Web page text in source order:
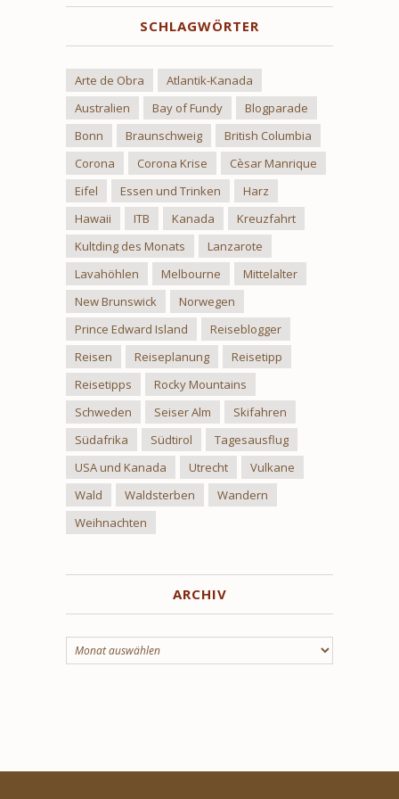
SCHLAGWÖRTER
Arte de Obra
Atlantik-Kanada
Australien
Bay of Fundy
Blogparade
Bonn
Braunschweig
British Columbia
Corona
Corona Krise
Cèsar Manrique
Eifel
Essen und Trinken
Harz
Hawaii
ITB Kanada
Kreuzfahrt
Kultding des Monats
Lanzarote
Lavahöhlen
Melbourne
Mittelalter
New Brunswick
Norwegen
Prince Edward Island
Reiseblogger
Reisen
Reiseplanung
Reisetipp
Reisetipps
Rocky Mountains
Schweden
Seiser Alm
Skifahren
Südafrika
Südtirol
Tagesausflug
USA und Kanada
Utrecht
Vulkane
Wald
Waldsterben
Wandern
Weihnachten
ARCHIV
Archiv